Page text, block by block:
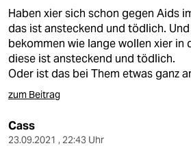
Haben xier sich schon gegen Aids
das ist ansteckend und tödlich.
bekommen wie lange wollen xier in
diese ist ansteckend und tödlich.
Oder ist das bei Them etwas ganz
zum Beitrag
Cass
23.09.2021 , 22:43 Uhr